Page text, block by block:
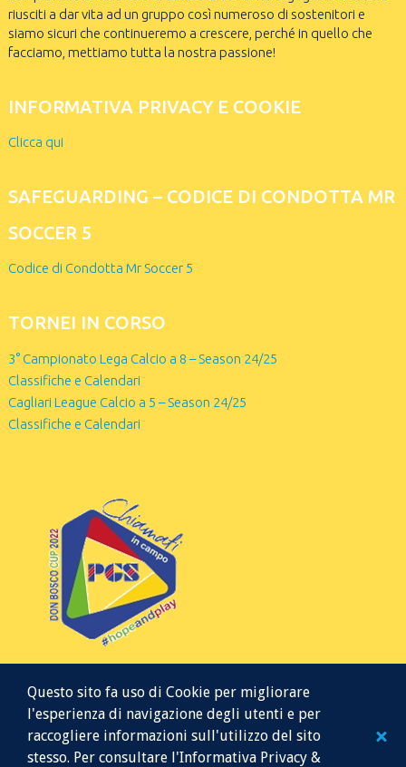
riusciti a dar vita ad un gruppo così numeroso di sostenitori e
siamo sicuri che continueremo a crescere, perché in quello che
facciamo, mettiamo tutta la nostra passione!
INFORMATIVA PRIVACY E COOKIE
Clicca qui
SAFEGUARDING – CODICE DI CONDOTTA MR
SOCCER 5
Codice di Condotta Mr Soccer 5
TORNEI IN CORSO
3° Campionato Lega Calcio a 8 – Season 24/25
Classifiche e Calendari
Cagliari League Calcio a 5 – Season 24/25
Classifiche e Calendari
Questo sito fa uso di Cookie per migliorare
l'esperienza di navigazione degli utenti e per
raccogliere informazioni sull'utilizzo del sito
stesso. Per consultare l'Informativa Privacy &